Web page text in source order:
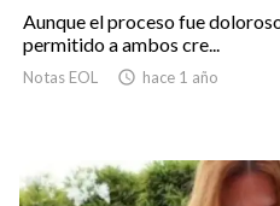
Aunque el proceso fue
permitido a ambos cre...
Notas EOL  hace 1 año